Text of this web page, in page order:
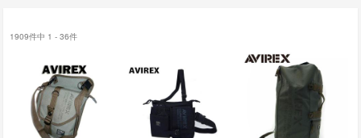
1909件中 1 - 36件